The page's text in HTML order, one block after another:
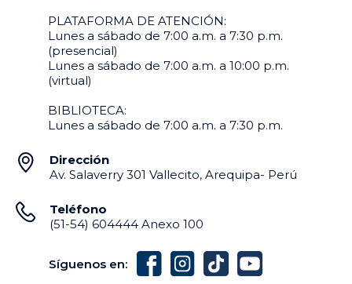
PLATAFORMA DE ATENCIÓN:
Lunes a sábado de 7:00 a.m. a 7:30 p.m.
(presencial)
Lunes a sábado de 7:00 a.m. a 10:00 p.m.
(virtual)
BIBLIOTECA:
Lunes a sábado de 7:00 a.m. a 7:30 p.m.
Dirección
Av. Salaverry 301 Vallecito, Arequipa- Perú
Teléfono
(51-54) 604444 Anexo 100
Síguenos en: